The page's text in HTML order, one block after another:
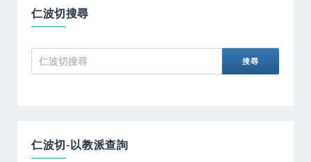
仁波切搜尋
仁波切-以教派查詢